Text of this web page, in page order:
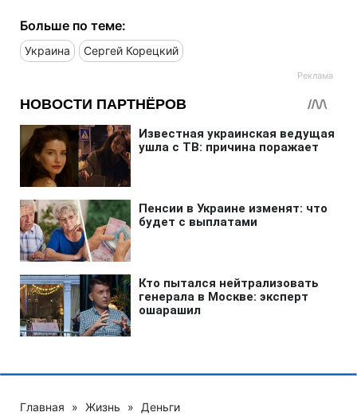
Больше по теме:
Украина Сергей Корецкий
Главная » Жизнь » Деньги